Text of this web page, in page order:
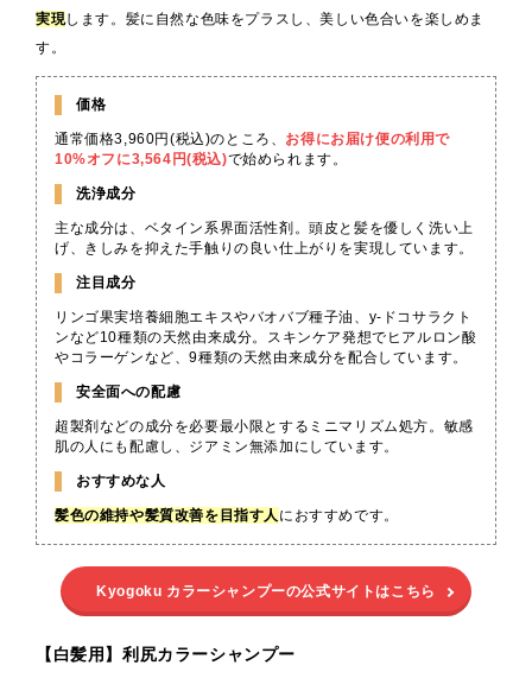
実現します。髪に自然な色味をプラスし、美しい色合いを楽しめま
す。
価格
通常価格3,960円(税込)のところ、 お得にお届け便の利用で
10%オフに3,564円(税込)で始められます。
洗浄成分
主な成分は、ベタイン系界面活性剤。頭皮と髪を優しく洗い上
げ、きしみを抑えた手触りの良い仕上がりを実現しています。
注目成分
リンゴ果実培養細胞エキスやバオバブ種子油、y-ドコサラクト
ンなど10種類の天然由来成分。スキンケア発想でヒアルロン酸
やコラーゲンなど、9種類の天然由来成分を配合しています。
安全面への配慮
超製剤などの成分を必要最小限とするミニマリズム処方。敏感
肌の人にも配慮し、ジアミン無添加にしています。
おすすめな人
髪色の維持や髪質改善を目指す人 におすすめです。
Kyogoku カラーシャンプーの公式サイトはこちら
【白髪用】利尻カラーシャンプー